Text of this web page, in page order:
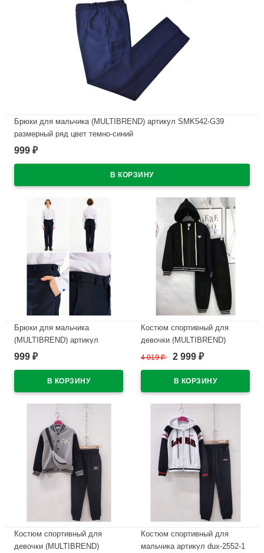
Брюки для мальчика (MULTIBREND) артикул SMK542-G39
размерный ряд цвет темно-синий
В наличии
999 ₽
Брюки для мальчика
(MULTIBREND) артикул
SMK141-G39 размерный ряд
999 ₽
Костюм спортивный для
девочки (MULTIBREND)
арт.yb-90386-2 размер 32/128-
4 019₽ 2 999 ₽
Костюм спортивный для
девочки (MULTIBREND)
Костюм спортивный для
мальчика артикул dux-2552-1